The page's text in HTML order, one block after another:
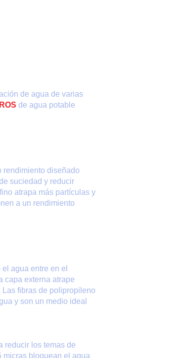
de agua de varias
de agua potable
rendimiento diseñado
suciedad y reducir
atrapa más partículas y
a un rendimiento
agua entre en el
capa externa atrape
fibras de polipropileno
y son un medio ideal
reducir los temas de
micras bloquean el agua